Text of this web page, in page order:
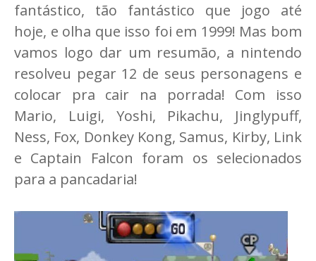
fantástico, tão fantástico que jogo até
hoje, e olha que isso foi em 1999! Mas bom
vamos logo dar um resumão, a nintendo
resolveu pegar 12 de seus personagens e
colocar pra cair na porrada! Com isso
Mario, Luigi, Yoshi, Pikachu, Jinglypuff,
Ness, Fox, Donkey Kong, Samus, Kirby, Link
e Captain Falcon foram os selecionados
para a pancadaria!